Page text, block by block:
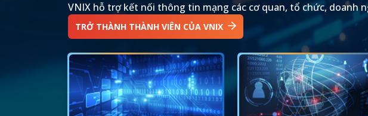
VNIX hỗ trợ kết nối thông tin mạng các cơ quan, tổ chức, doanh
TRỞ THÀNH THÀNH VIÊN CỦA VNIX